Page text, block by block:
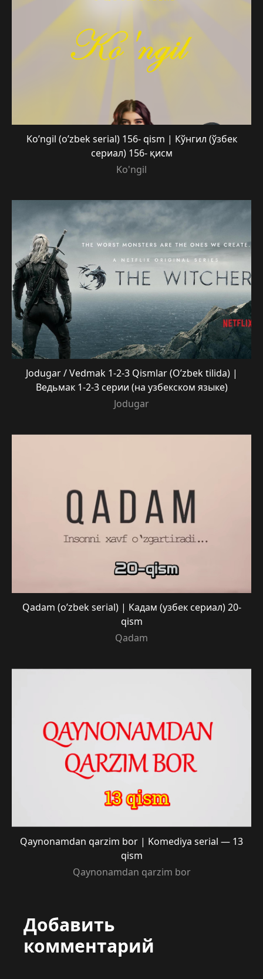
Ko’ngil (o’zbek serial) 156- qism | Кўнгил (ўзбек
сериал) 156- қисм
Ko'ngil
Jodugar / Vedmak 1-2-3 Qismlar (O’zbek tilida) |
Ведьмак 1-2-3 серии (на узбекском языке)
Jodugar
Qadam (o’zbek serial) | Кадам (узбек сериал) 20-
qism
Qadam
Qaynonamdan qarzim bor | Komediya serial — 13
qism
Qaynonamdan qarzim bor
Добавить
комментарий